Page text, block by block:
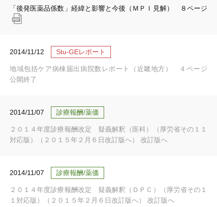
「後発医薬品係数」経緯と影響と今後（ＭＰＩ見解） ８ページ
2014/11/12 Stu-GEレポート
地域包括ケア病棟届出病院数レポート（近畿地方） ４ページ
公開終了
2014/11/07 診療報酬/薬価
２０１４年度診療報酬改定 疑義解釈（医科）（厚労省その１１
対応版）（２０１５年２月６日改訂版へ） 改訂版へ
2014/11/07 診療報酬/薬価
２０１４年度診療報酬改定 疑義解釈（ＤＰＣ）（厚労省その１
１対応版）（２０１５年２月６日改訂版へ） 改訂版へ